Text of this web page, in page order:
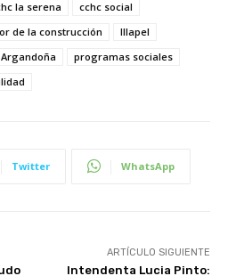
la serena
cchc social
de la construcción
Illapel
programas sociales
Twitter WhatsApp
ARTÍCULO SIGUIENTE
Intendenta Lucia Pinto: